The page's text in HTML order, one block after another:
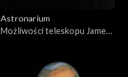
Astronarium
Możliwości teleskopu Jamesa